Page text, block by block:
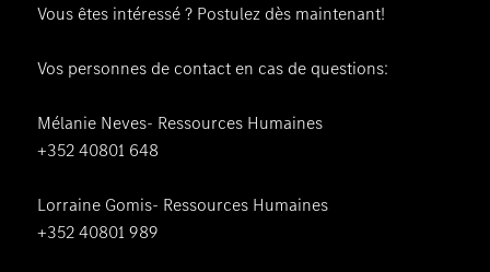
Vous êtes intéressé ? Postulez dès maintenant!
Vos personnes de contact en cas de questions:
Mélanie Neves- Ressources Humaines
+352 40801 648
Lorraine Gomis- Ressources Humaines
+352 40801 989